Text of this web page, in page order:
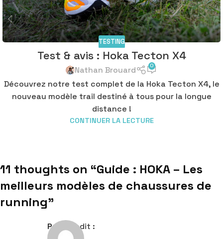
TESTING
Test & avis : Hoka Tecton X4
Nathan Brouard 0
Découvrez notre test complet de la Hoka Tecton X4, le
nouveau modèle trail destiné à tous pour la longue
distance !
CONTINUER LA LECTURE
11 thoughts on “Guide : HOKA – Les
meilleurs modèles de chaussures de
running”
Pauline dit :